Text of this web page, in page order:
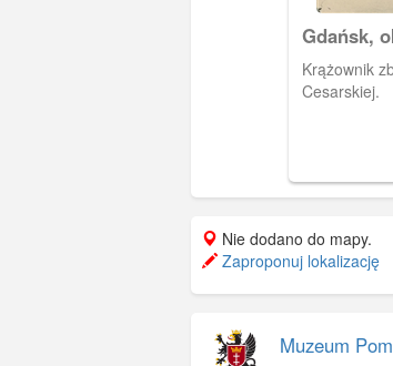
Gdańsk,
Stoczni
Krążownik
Cesarskiej.
Nie dodano do mapy.
Zaproponuj lokalizację
Muzeum